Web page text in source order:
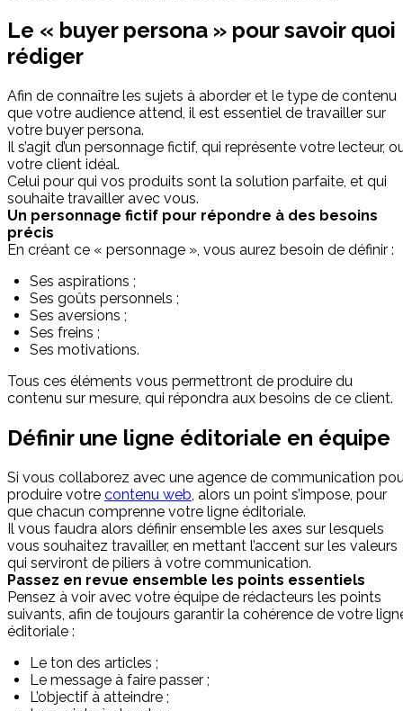
Le « buyer persona » pour savoir quoi
rédiger
Afin de connaître les sujets à aborder et le type de contenu
que votre audience attend, il est essentiel de travailler sur
votre buyer persona.
Il s’agit d’un personnage fictif, qui représente votre lecteur,
votre client idéal.
Celui pour qui vos produits sont la solution parfaite, et qui
souhaite travailler avec vous.
Un personnage fictif pour répondre à des besoins
précis
En créant ce « personnage », vous aurez besoin de définir :
Ses aspirations ;
Ses goûts personnels ;
Ses aversions ;
Ses freins ;
Ses motivations.
Tous ces éléments vous permettront de produire du
contenu sur mesure, qui répondra aux besoins de ce client.
Définir une ligne éditoriale en équipe
Si vous collaborez avec une agence de communication
produire votre contenu web , alors un point s’impose, pour
que chacun comprenne votre ligne éditoriale.
Il vous faudra alors définir ensemble les axes sur lesquels
vous souhaitez travailler, en mettant l’accent sur les valeurs
qui serviront de piliers à votre communication.
Passez en revue ensemble les points essentiels
Pensez à voir avec votre équipe de rédacteurs les points
suivants, afin de toujours garantir la cohérence de votre
éditoriale :
Le ton des articles ;
Le message à faire passer ;
L’objectif à atteindre ;